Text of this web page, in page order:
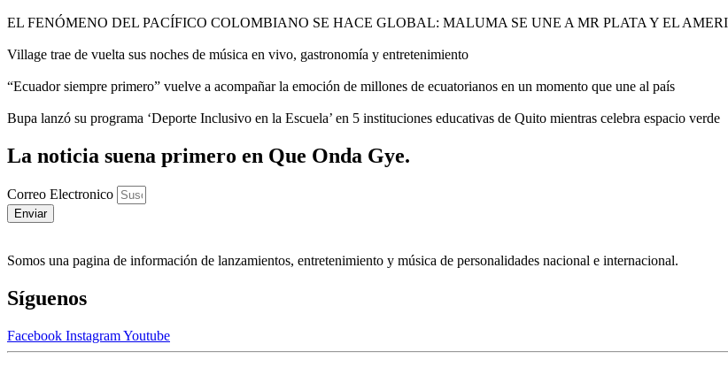
EL FENÓMENO DEL PACÍFICO COLOMBIANO SE HACE GLOBAL: MALUMA SE UNE A MR PLATA Y EL
Village trae de vuelta sus noches de música en vivo, gastronomía y entretenimiento
“Ecuador siempre primero” vuelve a acompañar la emoción de millones de ecuatorianos en un momento que une al país
Bupa lanzó su programa ‘Deporte Inclusivo en la Escuela’ en 5 instituciones educativas de Quito mientras celebra espacio verde
La noticia suena primero en Que Onda Gye.
Correo Electronico
Enviar
Somos una pagina de información de lanzamientos, entretenimiento y música de personalidades nacional e internacional.
Síguenos
Facebook InstagramYoutube